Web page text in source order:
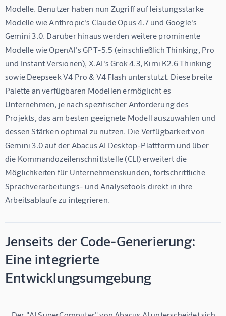
Modelle. Benutzer haben nun Zugriff auf leistungsstarke
Modelle wie Anthropic's Claude Opus 4.7 und Google's
Gemini 3.0. Darüber hinaus werden weitere prominente
Modelle wie OpenAI's GPT-5.5 (einschließlich Thinking, Pro
und Instant Versionen), X.AI's Grok 4.3, Kimi K2.6 Thinking
sowie Deepseek V4 Pro & V4 Flash unterstützt. Diese breite
Palette an verfügbaren Modellen ermöglicht es
Unternehmen, je nach spezifischer Anforderung des
Projekts, das am besten geeignete Modell auszuwählen und
dessen Stärken optimal zu nutzen. Die Verfügbarkeit von
Gemini 3.0 auf der Abacus AI Desktop-Plattform und über
die Kommandozeilenschnittstelle (CLI) erweitert die
Möglichkeiten für Unternehmenskunden, fortschrittliche
Sprachverarbeitungs- und Analysetools direkt in ihre
Jenseits der Code-Generierung:
Eine integrierte
Entwicklungsumgebung